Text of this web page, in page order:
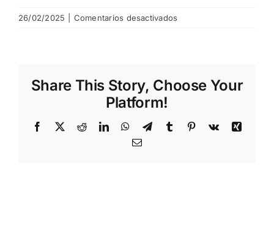
26/02/2025 Comentarios desactivados
Share This Story, Choose Your
Platform!
Facebook
X RedditLinkedInWhatsApp
TelegramTumblr Pinterest
Vk
Xing
Email